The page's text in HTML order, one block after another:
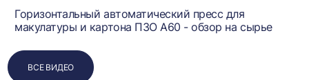
Горизонтальный автоматический пресс для
макулатуры и картона ПЗО А60 - обзор на сырье
ВСЕ ВИДЕО